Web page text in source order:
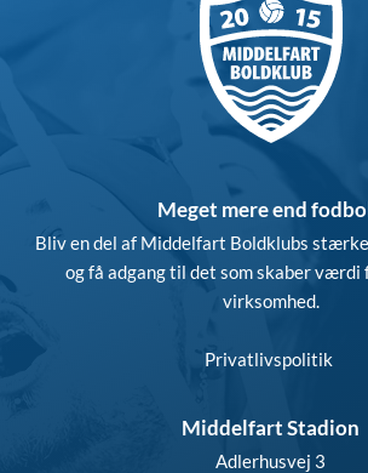
Meget mere end
Bliv en del af Middelfart Boldklubs
og få adgang til det som skaber værdi
virksomhed.
Privatlivspolitik
Middelfart Stadion
Adlerhusvej 3